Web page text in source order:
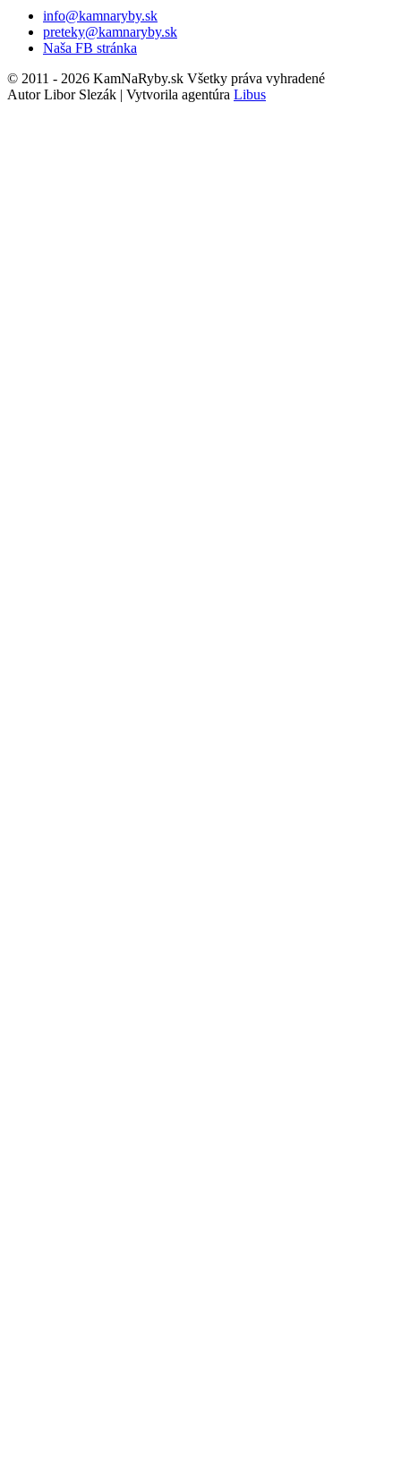
info@kamnaryby.sk
preteky@kamnaryby.sk
Naša FB stránka
© 2011 - 2026 KamNaRyby.sk Všetky práva vyhradené
Autor Libor Slezák | Vytvorila agentúra Libus